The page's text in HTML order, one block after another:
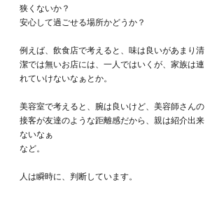
狭くないか？
安心して過ごせる場所かどうか？
例えば、飲食店で考えると、味は良いがあまり清
潔では無いお店には、一人ではいくが、家族は連
れていけないなぁとか。
美容室で考えると、腕は良いけど、美容師さんの
接客が友達のような距離感だから、親は紹介出来
ないなぁ
など。
人は瞬時に、判断しています。